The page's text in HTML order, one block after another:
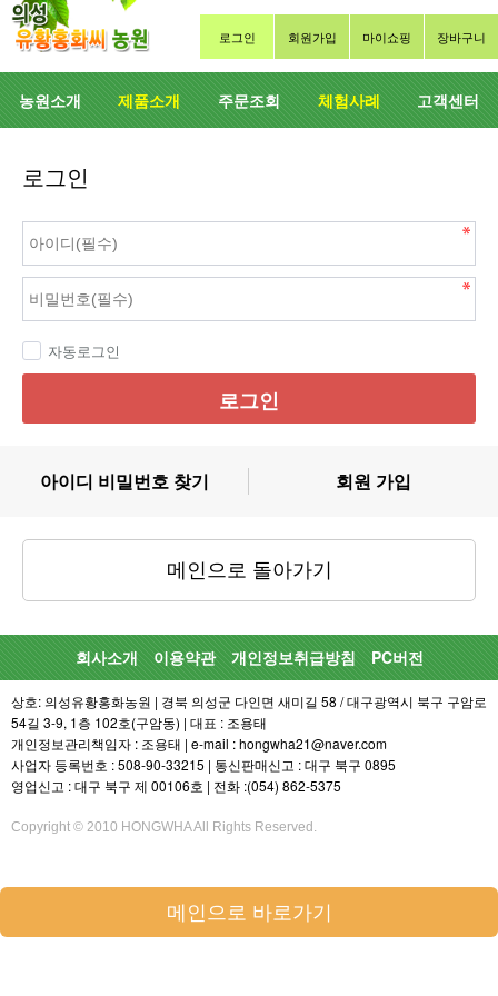
로그인 회원가입 마이쇼핑 장바구니
농원소개 제품소개 주문조회 체험사례 고객센터
로그인
자동로그인
로그인
아이디 비밀번호 찾기 회원 가입
메인으로 돌아가기
회사소개 이용약관 개인정보취급방침 PC버전
상호: 의성유황홍화농원 | 경북 의성군 다인면 새미길 58 / 대구광역시 북구 구암로
54길 3-9, 1층 102호(구암동) | 대표 : 조용태
개인정보관리책임자 : 조용태 | e-mail : hongwha21@naver.com
사업자 등록번호 : 508-90-33215 | 통신판매신고 : 대구 북구 0895
영업신고 : 대구 북구 제 00106호 | 전화 :(054) 862-5375
Copyright © 2010 HONGWHA All Rights Reserved.
메인으로 바로가기